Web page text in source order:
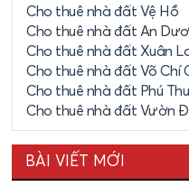
Cho thuê nhà đất Vệ Hồ
Cho thuê nhà đất An
Cho thuê nhà đất Xuân
Cho thuê nhà đất Võ Chí
Cho thuê nhà đất Phú
Cho thuê nhà đất Vườn
BÀI VIẾT MỚI